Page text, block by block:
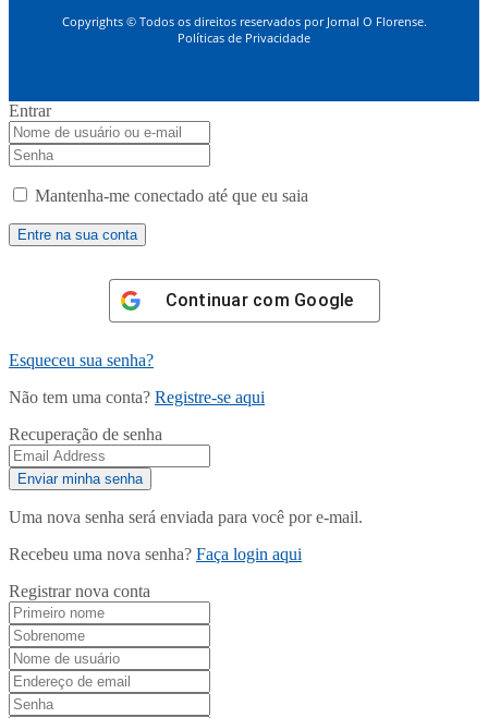
Copyrights © Todos os direitos reservados por Jornal O Florense.
Políticas de Privacidade
Entrar
Mantenha-me conectado até que eu saia
Continuar com Google
Esqueceu sua senha?
Não tem uma conta? Registre-se aqui
Recuperação de senha
Uma nova senha será enviada para você por e-mail.
Recebeu uma nova senha? Faça login aqui
Registrar nova conta